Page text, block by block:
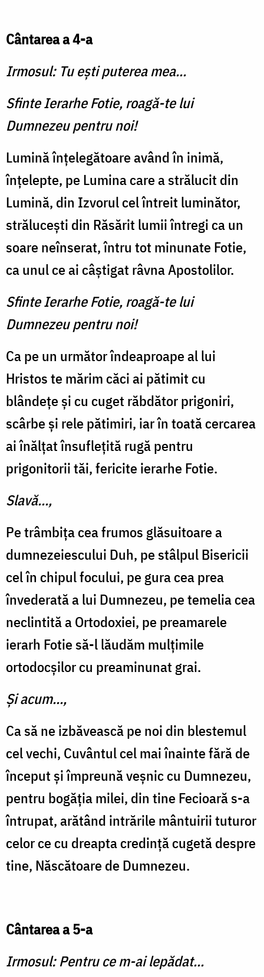
Cântarea a 4-a
Irmosul: Tu ești puterea mea...
Sfinte Ierarhe Fotie, roagă-te lui
Dumnezeu pentru noi!
Lumină înțelegătoare având în inimă,
înțelepte, pe Lumina care a strălucit din
Lumină, din Izvorul cel întreit luminător,
strălucești din Răsărit lumii întregi ca un
soare neînserat, întru tot minunate Fotie,
ca unul ce ai câștigat râvna Apostolilor.
Sfinte Ierarhe Fotie, roagă-te lui
Dumnezeu pentru noi!
Ca pe un următor îndeaproape al lui
Hristos te mărim căci ai pătimit cu
blândețe și cu cuget răbdător prigoniri,
scârbe și rele pătimiri, iar în toată cercarea
ai înălțat însuflețită rugă pentru
prigonitorii tăi, fericite ierarhe Fotie.
Slavă...,
Pe trâmbița cea frumos glăsuitoare a
dumnezeiescului Duh, pe stâlpul Bisericii
cel în chipul focului, pe gura cea prea
învederată a lui Dumnezeu, pe temelia cea
neclintită a Ortodoxiei, pe preamarele
ierarh Fotie să-l lăudăm mulțimile
ortodocșilor cu preaminunat grai.
Și acum...,
Ca să ne izbăvească pe noi din blestemul
cel vechi, Cuvântul cel mai înainte fără de
început și împreună veșnic cu Dumnezeu,
pentru bogăția milei, din tine Fecioară s-a
întrupat, arătând intrările mântuirii tuturor
celor ce cu dreapta credință cugetă despre
tine, Născătoare de Dumnezeu.
Cântarea a 5-a
Irmosul: Pentru ce m-ai lepădat...